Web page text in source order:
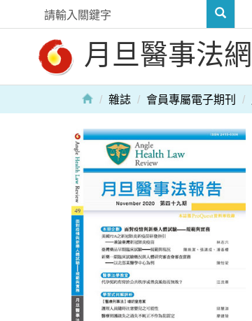
月旦醫事法網
雜誌 會員專屬電子期刊